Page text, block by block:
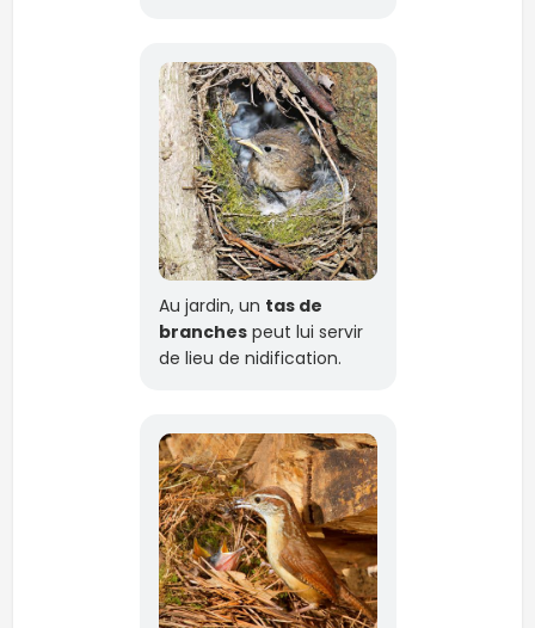
Au jardin, un tas de
branchespeut lui servir
de lieu de nidification.